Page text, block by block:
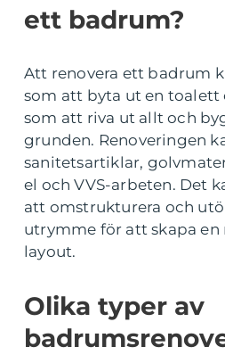
ett badrum?
Att renovera ett badrum
som att byta ut en toalett
som att riva ut allt och
grunden. Renoveringen
sanitetsartiklar,
el och VVS-arbeten. Det
att omstrukturera och
utrymme för att skapa
layout.
Olika typer av